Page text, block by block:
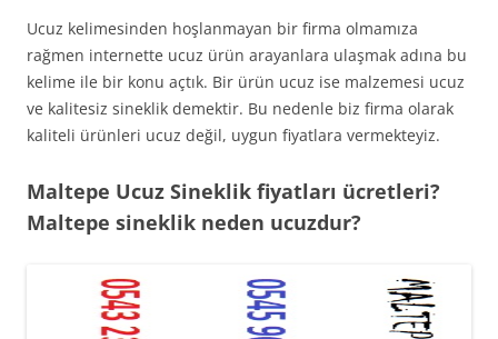
Ucuz kelimesinden hoşlanmayan bir firma olmamıza
rağmen internette ucuz ürün arayanlara ulaşmak adına bu
kelime ile bir konu açtık. Bir ürün ucuz ise malzemesi ucuz
ve kalitesiz sineklik demektir. Bu nedenle biz firma olarak
kaliteli ürünleri ucuz değil, uygun fiyatlara vermekteyiz.
Maltepe Ucuz Sineklik fiyatları ücretleri?
Maltepe sineklik neden ucuzdur?